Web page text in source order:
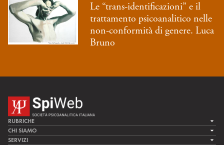
Le “trans-identificazioni” e il
trattamento psicoanalitico nelle
non-conformità di genere. Luca
Bruno
RUBRICHE
LA CURA
CHI SIAMO
LA SPI
SERVIZI